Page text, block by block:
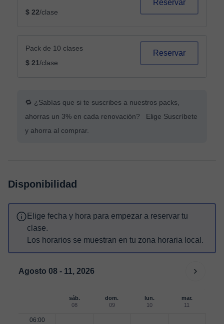
$ 22/clase
Reservar
Pack de 10 clases
$ 21/clase
Reservar
🔁 ¿Sabías que si te suscribes a nuestros packs,
ahorras un 3% en cada renovación? Elige Suscríbete
y ahorra al comprar.
Disponibilidad
Elige fecha y hora para empezar a reservar tu
clase.
Los horarios se muestran en tu zona horaria local.
Agosto 08 - 11, 2026
sáb.
08
dom.
09
lun.
10
mar.
11
06:00